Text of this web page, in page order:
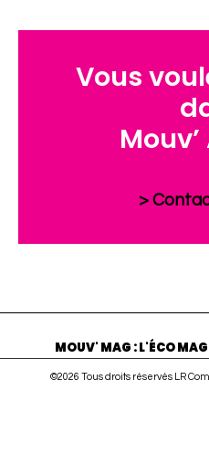
Vous
>
MOUV' MAG : L'ÉCO
©2026 Tous droits réservés LR